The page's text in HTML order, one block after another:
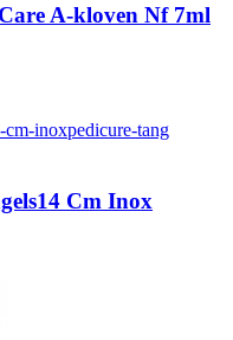
A-kloven Nf 7ml
Cm Inox